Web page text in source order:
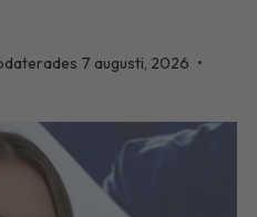
7 augusti, 2026 •